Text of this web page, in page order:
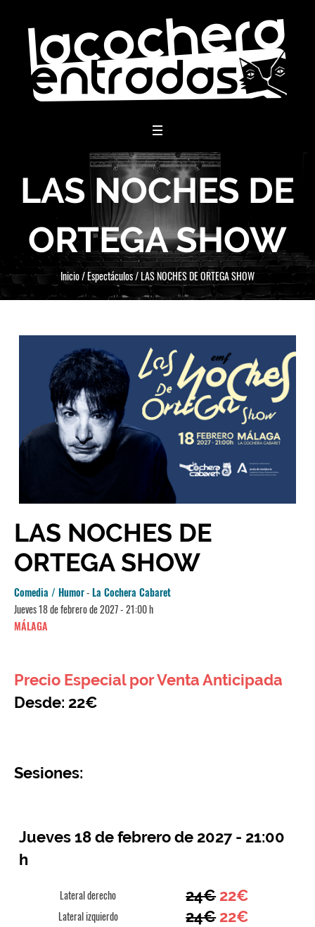
LAS NOCHES DE
ORTEGA SHOW
Inicio/Espectáculos/LAS NOCHES DE ORTEGA SHOW
LAS NOCHES DE
ORTEGA SHOW
Comedia / Humor-La Cochera Cabaret
Jueves 18 de febrero de 2027 - 21:00 h
MÁLAGA
Precio Especial por Venta Anticipada
Desde: 22€
Sesiones:
Jueves 18 de febrero de 2027 - 21:00
h
Lateral derecho 24€ 22€
Lateral izquierdo 24€ 22€